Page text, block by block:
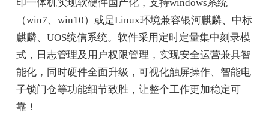
印一体机实现软硬件国产化，支持windows系统
（win7、win10）或是Linux环境兼容银河麒麟、中标
麒麟、UOS统信系统。软件采用定时定量集中刻录模
式，日志管理及用户权限管理，实现安全运营兼具智
能化，同时硬件全面升级，可视化触屏操作、智能电
子锁门仓等功能细节致胜，让整个工作更加稳定可
靠！